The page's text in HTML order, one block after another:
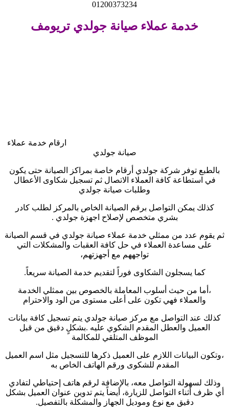
01200373234
خدمة عملاء صيانة جولدي تريومف
ارقام خدمة عملاء
صيانة جولدي
بالطبع توفر شركة جولدي أرقام خاصة بمراكز الصيانة حتى يكون
في استطاعة كافة العملاء الاتصال ثم تسجيل شكاوى الأعطال
وطلبات صيانة جولدي
كذلك يمكن التواصل برقم الصيانة الخاص بالمركز لطلب كادر
بشري متخصص لإصلاح اجهزة جولدي .
ثم يقوم عدد من ممثلي خدمة عملاء صيانة جولدي في قسم الصيانة
على مساعدة العملاء في حل كافة العقبات والمشكلات التي
تواجههم مع أجهزتهم،
كما يسجلون الشكاوى فوراً لتقديم خدمة الصيانة سريعاً.
،أما من حيث أسلوب المعاملة بالخصوص بين ممثلي الخدمة
والعملاء فهي تكون على أعلى مستوى من الود والاحترام
كذلك عند التواصل مع مركز صيانة جولدي يتم تسجيل كافة بيانات
العميل والعطل المقدم الشكوي عليه .بشكلٍ دقيق من قبل
الموظف المتلقي للمكالمة
،وتكون البيانات اللازم على العميل ذكرها للتسجيل مثل اسم العميل
المقدم للشكوى ورقم الهاتف الخاص به
وذلك لسهولة التواصل معه، بالإضافة لرقم هاتف إحتياطي لتفادي
أي ظرف أثناء التواصل للزيارة، أيضاً يتم تدوين عنوان العميل بشكل
دقيق مع نوع وموديل الجهاز والمشكلة بالتفصيل.